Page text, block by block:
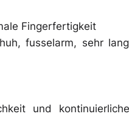
Fingerfertigkeit
fusselarm, sehr
und